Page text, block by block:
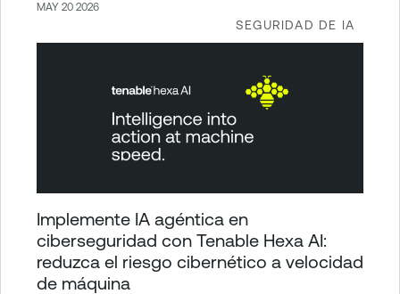
SEGURIDAD DE IA
MAY 20 2026
Implemente IA agéntica en
ciberseguridad con Tenable Hexa AI:
reduzca el riesgo cibernético a velocidad
de máquina